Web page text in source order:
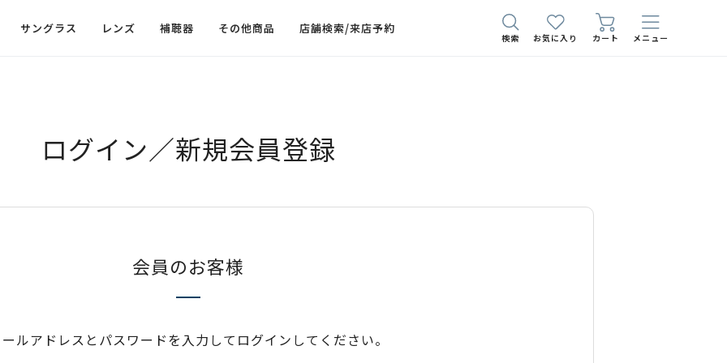
サングラス レンズ 補聴器 その他商品 店舗検索/来店予約
検索 お気に入り カート メニュー
ログイン／新規会員登録
会員のお客様
ルアドレスとパスワードを入力してログインしてください。